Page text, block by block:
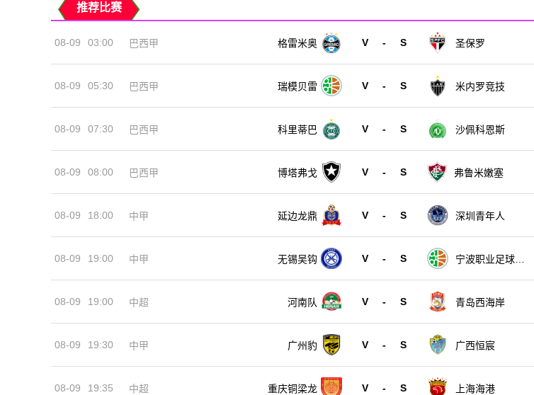
推荐比赛
08-09 03:00 巴西甲 格雷米奥 V - S 圣保罗
08-09 05:30 巴西甲 瑞模贝雷 V - S 米内罗竞技
08-09 07:30 巴西甲 科里蒂巴 V - S 沙佩科恩斯
08-09 08:00 巴西甲 博塔弗戈 V - S 弗鲁米嫩塞
08-09 18:00 中甲 延边龙鼎 V - S 深圳青年人
08-09 19:00 中甲 无锡吴钩 V - S
宁波职业足球俱
08-09 19:00 中超 河南队 V - S 青岛西海岸
08-09 19:30 中甲 广州豹 V - S 广西恒宸
08-09 19:35 中超 重庆铜梁龙 V - S 上海海港